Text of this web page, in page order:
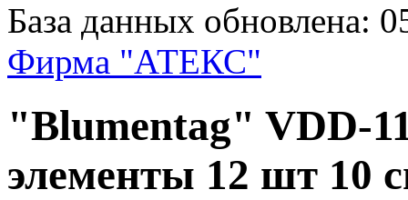
База данных обновлена:
Фирма "АТЕКС"
"Blumentag" VDD-
элементы 12 шт 10